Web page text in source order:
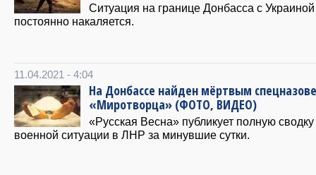
Ситуация на границе Донбасса с Украиной
постоянно накаляется.
11.04.2021 - 4:04
На Донбассе найден мёртвым
«Миротворца» (ФОТО, ВИДЕО)
«Русская Весна» публикует полную сводку
военной ситуации в ЛНР за минувшие сутки.